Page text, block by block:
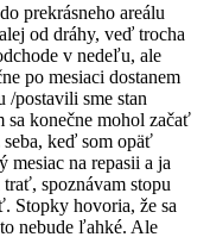
prekrásneho areálu
od dráhy, veď trocha
v nedeľu, ale
po mesiaci dostanem
postavili sme stan
sa konečne mohol začať
keď som opäť
mesiac na repasii a ja
spoznávam stopu
Stopky hovoria, že sa
nebude ľahké. Ale